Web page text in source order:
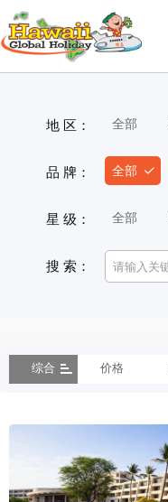
地 区： 全部
品 牌： 全部
星 级： 全部
搜 索：
综合 价格